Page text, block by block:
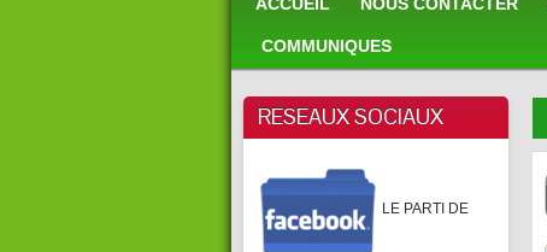
COMMUNIQUES
RESEAUX SOCIAUX
LE PARTI DE